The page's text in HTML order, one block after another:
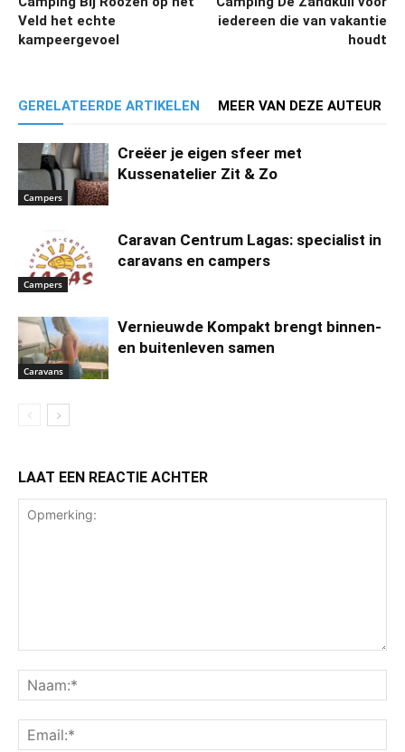
Veld het echte
kampeergevoel
iedereen die van vakantie
houdt
GERELATEERDE ARTIKELEN MEER VAN DEZE AUTEUR
Campers
Creëer je eigen sfeer met
Kussenatelier Zit & Zo
Campers
Caravan Centrum Lagas: specialist in
caravans en campers
Caravans
Vernieuwde Kompakt brengt binnen-
en buitenleven samen
LAAT EEN REACTIE ACHTER